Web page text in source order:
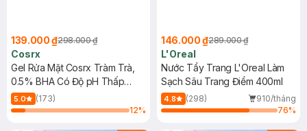
139.000 ₫298.000 ₫
Cosrx
Gel Rửa Mặt Cosrx Tràm Trà,
0.5% BHA Có Độ pH Thấp
150ml
5.0
(173)
12%
146.000 ₫289.000 ₫
L'Oreal
Nước Tẩy Trang L'Oreal Làm
Sạch Sâu Trang Điểm 400ml
4.8 (298)
910/tháng
76%